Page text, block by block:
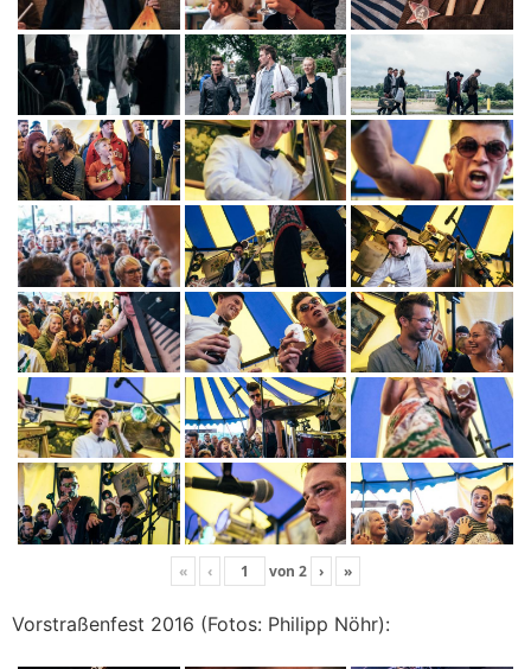
« ‹ von 2 › »
Vorstraßenfest 2016 (Fotos: Philipp Nöhr):